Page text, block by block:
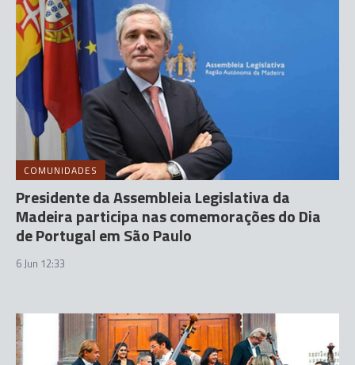
COMUNIDADES
Presidente da Assembleia Legislativa da
Madeira participa nas comemorações do Dia
de Portugal em São Paulo
6 Jun 12:33